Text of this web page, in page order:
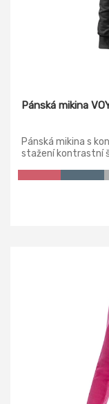
Pánská mikina
Pánská mikina s
stažení kontrastní